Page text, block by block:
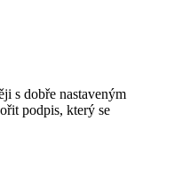
s dobře nastaveným
podpis, který se